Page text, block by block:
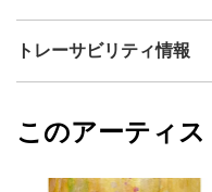
ミクス
カラー
ホワイト
ジャンル
抽象画
※縦向き・横向きのどちら
る際は、紐を掛け替えてお
樫内あずみ
フォロー
トレーサビリティ情報
樫内あずみ
このアーティ